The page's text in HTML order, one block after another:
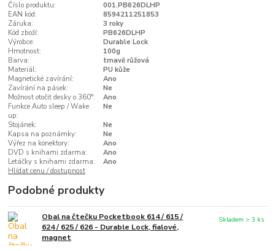
Číslo produktu:
001.PB626DLHP
EAN kód:
8594211251853
Záruka:
3 roky
Kód zboží:
PB626DLHP
Výrobce:
Durable Lock
Hmotnost:
100g
Barva:
tmavě růžová
Materiál:
PU kůže
Magnetické zavírání:
Ano
Zavírání na pásek:
Ne
Možnost otočit desky o 360°:
Ano
Funkce Auto sleep / Wake
up:
Ne
Stojánek:
Ne
Kapsa na poznámky:
Ne
Výřez na konektory:
Ano
DVD s knihami zdarma:
Ano
Letáčky s knihami zdarma:
Ano
Hlídat cenu / dostupnost
Podobné produkty
Obal na čtečku Pocketbook 614 / 615 /
624 / 625 / 626 - Durable Lock, fialové,
magnet
Skladem > 3 ks